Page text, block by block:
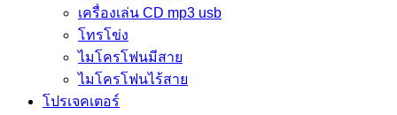
เครื่องเล่น CD mp3 usb
โทรโข่ง
ไมโครโฟนมีสาย
ไมโครโฟนไร้สาย
โปรเจคเตอร์